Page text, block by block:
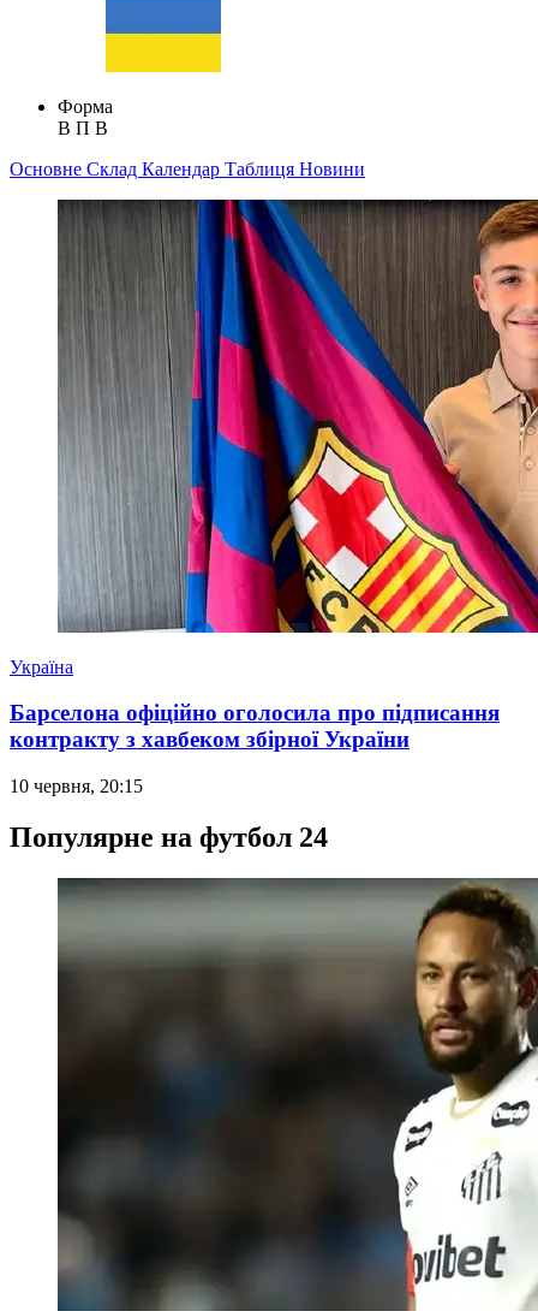
Форма
В П В
Основне Склад Календар Таблиця Новини
Україна
Барселона офіційно оголосила про підписання
контракту з хавбеком збірної України
10 червня, 20:15
Популярне на футбол 24